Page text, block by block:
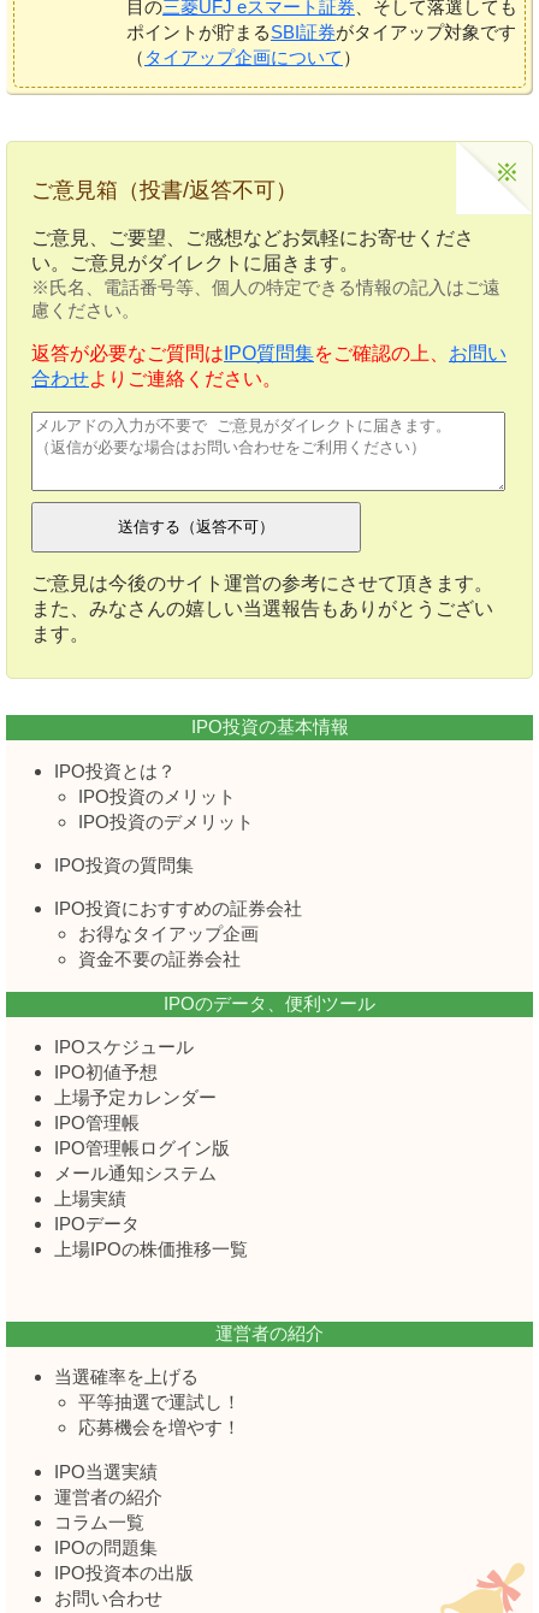
目の三菱UFJ eスマート証券 、そして落選しても
ポイントが貯まるSBI証券がタイアップ対象です
（ タイアップ企画について ）
ご意見箱（投書/返答不可）
ご意見、ご要望、ご感想などお気軽にお寄せくださ
い。ご意見がダイレクトに届きます。
※氏名、電話番号等、個人の特定できる情報の記入はご遠
慮ください。
返答が必要なご質問は IPO質問集をご確認の上、 お問い
合わせよりご連絡ください。
ご意見は今後のサイト運営の参考にさせて頂きます。
また、みなさんの嬉しい当選報告もありがとうござい
ます。
IPO投資の基本情報
IPO投資とは？
IPO投資のメリット
IPO投資のデメリット
IPO投資の質問集
IPO投資におすすめの証券会社
お得なタイアップ企画
資金不要の証券会社
IPOのデータ、便利ツール
IPOスケジュール
IPO初値予想
上場予定カレンダー
IPO管理帳
IPO管理帳ログイン版
メール通知システム
上場実績
IPOデータ
上場IPOの株価推移一覧
運営者の紹介
当選確率を上げる
平等抽選で運試し！
応募機会を増やす！
IPO当選実績
運営者の紹介
コラム一覧
IPOの問題集
IPO投資本の出版
お問い合わせ